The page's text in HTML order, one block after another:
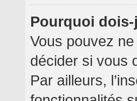
Pourquoi
Vous pouvez
décider si vous
Par ailleurs,